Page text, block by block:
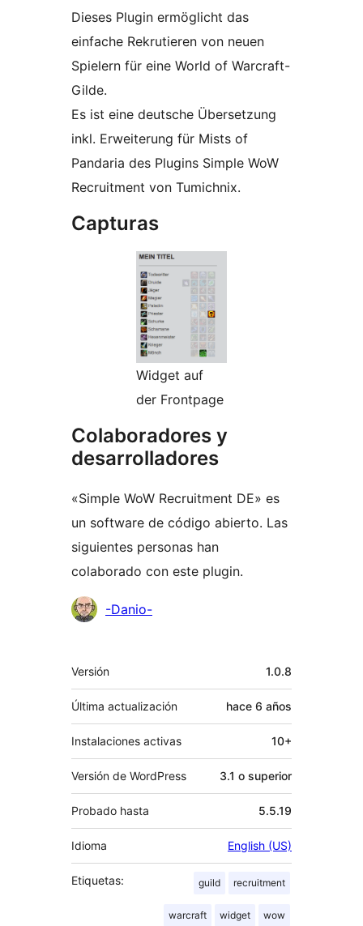
Dieses Plugin ermöglicht das
einfache Rekrutieren von neuen
Spielern für eine World of Warcraft-
Gilde.
Es ist eine deutsche Übersetzung
inkl. Erweiterung für Mists of
Pandaria des Plugins Simple WoW
Recruitment von Tumichnix.
Capturas
Widget auf
der Frontpage
Colaboradores y
desarrolladores
«Simple WoW Recruitment DE» es
un software de código abierto. Las
siguientes personas han
colaborado con este plugin.
Colaboradores
-Danio-
Meta
Versión 1.0.8
Última actualización hace 6 años
Instalaciones activas 10+
Versión de WordPress 3.1 o superior
Probado hasta 5.5.19
Idioma English (US)
Etiquetas: guild recruitment
warcraft widget wow